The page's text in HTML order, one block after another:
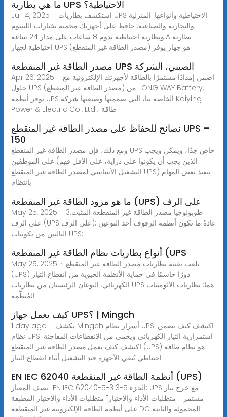
ما هي بطارية UPS الاحتياطية؟
Jul 14, 2025 · استكشف بطاريات UPS الاحتياطية وأنواعها: المنزلية
والتجارية والصناعية. حافظ على أجهزتك محمية بخيارات الليثيوم
وبطارية احتياطية تدوم 8 ساعات على مدار 24 ساعة.A بطارية
احتياطية لجهاز UPS (مصدر الطاقة غير المنقطع) هو جهاز يوفر
مصدر الطاقة غير المنقطعة UPS الصيني، الشركة
Apr 26, 2025 · اضمن إمدادًا مستمرًا بالطاقة لأجهزتك الإلكترونية مع
حلول UPS (مصدر الطاقة غير المنقطع) من LONG WAY Battery.
توفر أنظمة UPS الخاصة بنا، التي صممتها وصنعتها شركة Kaiying
Power & Electric Co., Ltd.، طاقة
نصائح للحفاظ على مصدر الطاقة غير المنقطع UPS –
150
ومع ذلك، فإن مصدر الطاقة غير المنقطع UPS خاص جدًا، ويمكن ويجب
على الموظفين (الذين يجب أن يكونوا على دراية، على الأقل فهم
التشغيل الأساسي لمصدر الطاقة غير المنقطع UPS) تنفيذ بعض المهام
بانتظام.
ما هو مزود الطاقة غير المنقطعة (UPS) على الرف
May 25, 2025 · 3.طوبولوجيا مصدر الطاقة غير المنقطعة المثبت
على الرف (UPS على الرف): عادةً ما تكون أنظمة الرفوف أحد النوعين
التاليين من تكوينات UPS:
أنواع بطاريات نظام الطاقة غير المنقطعة (UPS
May 25, 2025 · تلعب تقنية بطاريات مصدر الطاقة غير المنقطع
(UPS) دورًا حاسمًا في حماية الأنظمة الحيوية من انقطاع التيار
الكهربائي. النوعان الرئيسيان من بطاريات UPS هما: بطاريات الألومينات
المُنظَّمة
كيف يعمل جهاز UPS؟ | Mingch
1 day ago · يكشف Mingch أسرار نظام UPS. اكتشف كيف يضمن
نظام UPS استمرارية التيار الكهربائي ويحمي من الانقطاعات المفاجئة.
اكتشف كيف يعمل!مصدر الطاقة غير المنقطع (UPS) هو نظام طاقة
احتياطي يُبقي الأجهزة قيد التشغيل أثناء انقطاع التيار
EN IEC 62040 أنظمة الطاقة غير المنقطعة (UPS)
يصف المعيار "EN IEC 62040-5-3 الجزء 5-3: UPS مع خرج تيار
مستمر - متطلبات الأداء والاختبار" متطلبات الأداء والاختبار المطبقة
على أنظمة الطاقة الإلكترونية غير المنقطعة DC المحمولة والثابتة